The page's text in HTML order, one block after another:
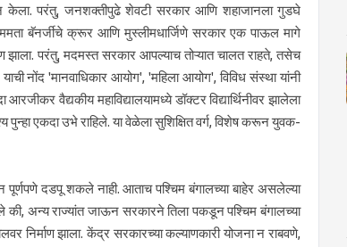
केला. परंतु, जनशक्तीपुढे शेवटी सरकार आणि शहाजानला गुडघे
बॅनर्जीचे क्रूर आणि मुस्लीमधार्जिणे सरकार एक पाऊल मागे
झाला. परंतु, मदमस्त सरकार आपल्याच तोऱ्यात चालत राहते, तसेच
नोंद 'मानवाधिकार आयोग', 'महिला आयोग', विविध संस्था यांनी
वैद्यकीय महाविद्यालयामध्ये डॉक्टर विद्यार्थिनीवर झालेला
पुन्हा एकदा उभे राहिले. या वेळेला सुशिक्षित वर्ग, विशेष करून युवक-
दडपू शकले नाही. आताच पश्चिम बंगालच्या बाहेर असलेल्या
की, अन्य राज्यांत जाऊन सरकारने तिला पकडून पश्चिम बंगालच्या
निर्माण झाला. केंद्र सरकारच्या कल्याणकारी योजना न राबवणे,